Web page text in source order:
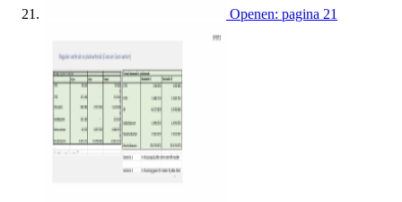
Openen: pagina 21